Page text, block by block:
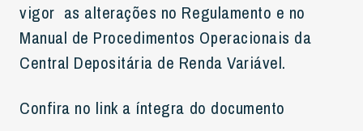
vigor as alterações no Regulamento e no
Manual de Procedimentos Operacionais da
Central Depositária de Renda Variável.
Confira no link a íntegra do documento